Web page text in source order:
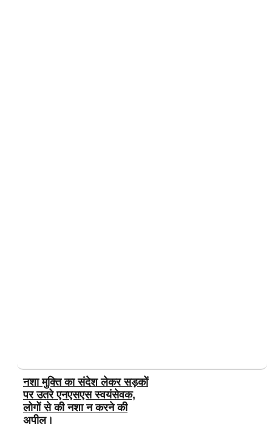
नशा मुक्ति का संदेश लेकर सड़कों
पर उतरे एनएसएस स्वयंसेवक,
लोगों से की नशा न करने की
अपील।